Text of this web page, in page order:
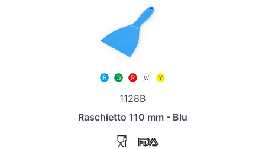
1128B
Raschietto 110 mm - Blu